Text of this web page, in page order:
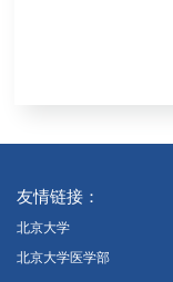
友情链接：
北京大学
北京大学医学部